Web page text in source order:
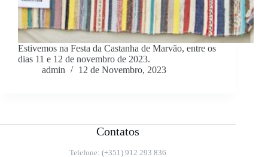
Estivemos na Festa da Castanha de Marvão, entre os
dias 11 e 12 de novembro de 2023.
admin
12 de Novembro, 2023
Contatos
Telefone: (+351) 912 293 836